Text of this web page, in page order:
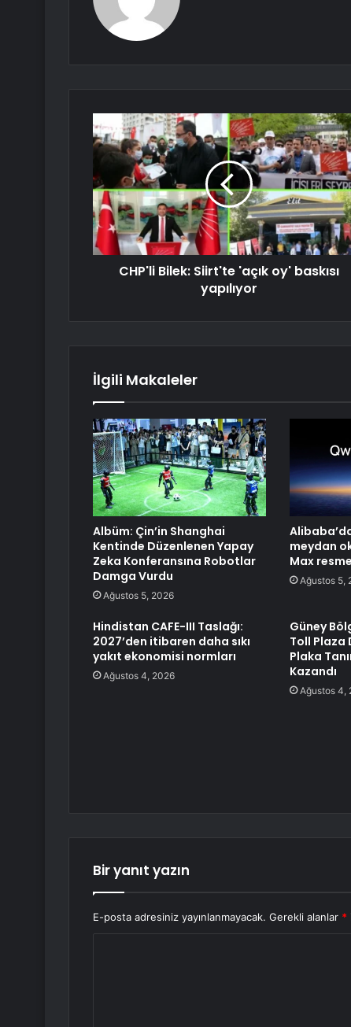
CHP'li Bilek: Siirt'te 'açık oy' baskısı
yapılıyor
İlgili Makaleler
Albüm: Çin’in Shanghai
Kentinde Düzenlenen Yapay
Zeka Konferansına Robotlar
Damga Vurdu
Ağustos 5, 2026
meydan
Max
Ağustos 5,
Hindistan CAFE-III Taslağı:
2027’den itibaren daha sıkı
yakıt ekonomisi normları
Ağustos 4, 2026
Güney
Toll
Plaka
Kazandı
Ağustos 4,
Bir yanıt yazın
E-posta adresiniz yayınlanmayacak. Gerekli alanlar *